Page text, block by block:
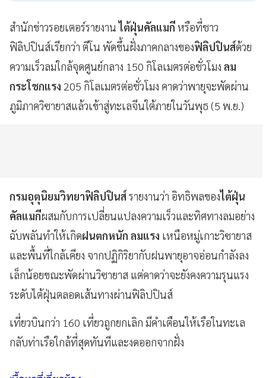
สำนักข่าวรอยเตอร์รายงานไต้ฝุ่นคัลแมกีหรือที่ชาว
ฟิลิปปินส์เรียกว่า ตีโน พัดขึ้นฝั่งภาคกลางของฟิลิปปินส์ด้วย
ความเร็วลมใกล้จุดศูนย์กลาง 150 กิโลเมตรต่อชั่วโมง ลม
กระโชกแรง 205 กิโลเมตรต่อชั่วโมง คาดว่าพายุจะพัดผ่าน
ภูมิภาควิซายาสแล้วเข้าสู่ทะเลจีนใต้ภายในวันพุธ (5 พ.ย.)
กรมอุตุนิยมวิทยาฟิลิปปินส์รายงานว่า อิทธิพลของไต้ฝุ่น
คัลแมกีผสมกับการเปลี่ยนแปลงความเร็วและทิศทางลมอย่าง
ฉับพลันทำให้เกิดฝนตกหนัก ลมแรง เหนือหมู่เกาะวิซายาส
และพื้นที่ใกล้เคียง จากปฏิกิริยากับฝนพายุอาจอ่อนกำลังลง
เล็กน้อยขณะพัดผ่านวิซายาส แต่คาดว่าจะยังคงความรุนแรง
ระดับไต้ฝุ่นตลอดเส้นทางผ่านฟิลิปปินส์
เที่ยวบินกว่า 160 เที่ยวถูกยกเลิก มีคำเตือนให้เรือในทะเล
กลับท่าเรือใกล้ที่สุดทันทีและงดออกจากฝั่ง